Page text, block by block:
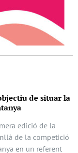
de situar la
edició de la
de la competició
en un referent